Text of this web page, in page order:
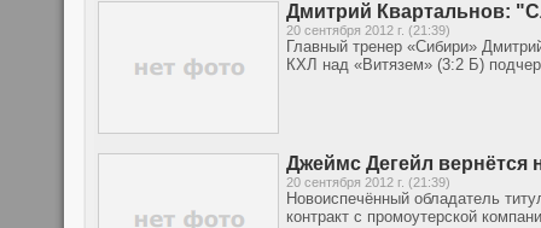
Дмитрий Квартальнов:
20 сентября 2012 г. (21:39)
Главный тренер «Сибири»
КХЛ над «Витязем» (3:2 Б)
Джеймс Дегейл вернётся
20 сентября 2012 г. (21:39)
Новоиспечённый обладатель
контракт с промоутерской